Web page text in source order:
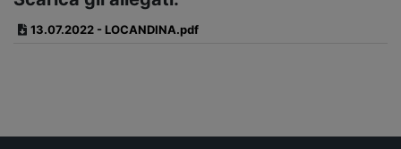
13.07.2022 - LOCANDINA.pdf